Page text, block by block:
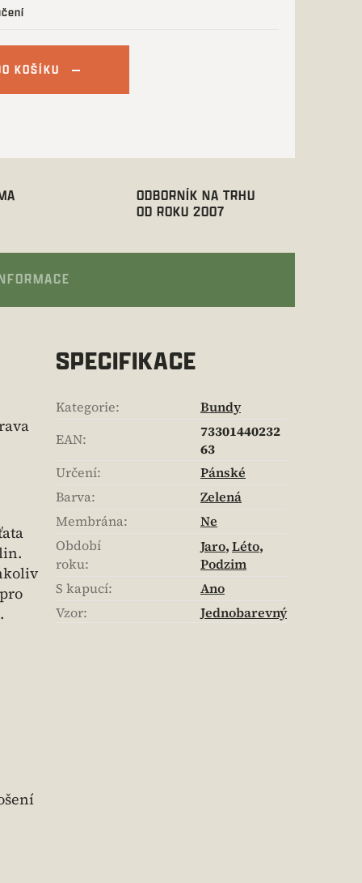
KOŠÍKU
ODBORNÍK NA TRHU
OD ROKU 2007
SPECIFIKACE
Kategorie:
Bundy
EAN:
73301440232
63
Určení:
Pánské
Barva:
Zelená
Membrána:
Ne
Období
roku:
Jaro,Léto,
Podzim
S kapucí:
Ano
Vzor: Jednobarevný